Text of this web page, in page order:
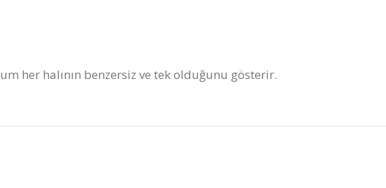
her halının benzersiz ve tek olduğunu gösterir.